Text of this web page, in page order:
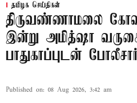
தமிழக செய்திகள்
திருவண்ணாமலை
இன்று அமித்ஷா
பாதுகாப்புடன் போலீசார்
Published on: 08 Aug 2026, 3:42 am